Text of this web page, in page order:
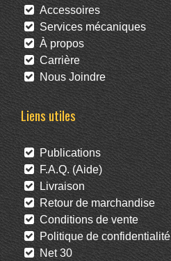
Accessoires
Services mécaniques
À propos
Carrière
Nous Joindre
Liens utiles
Publications
F.A.Q. (Aide)
Livraison
Retour de marchandise
Conditions de vente
Politique de confidentialité
Net 30